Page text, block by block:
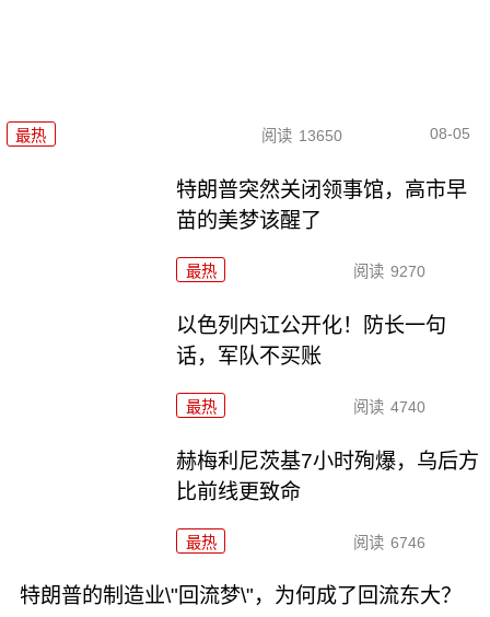
最热 阅读 13650 08-05
特朗普突然关闭领事馆，高市早
苗的美梦该醒了
最热 阅读 9270
以色列内讧公开化！防长一句
话，军队不买账
最热 阅读 4740
赫梅利尼茨基7小时殉爆，乌后方
比前线更致命
最热 阅读 6746
特朗普的制造业\"回流梦\"，为何成了回流东大？